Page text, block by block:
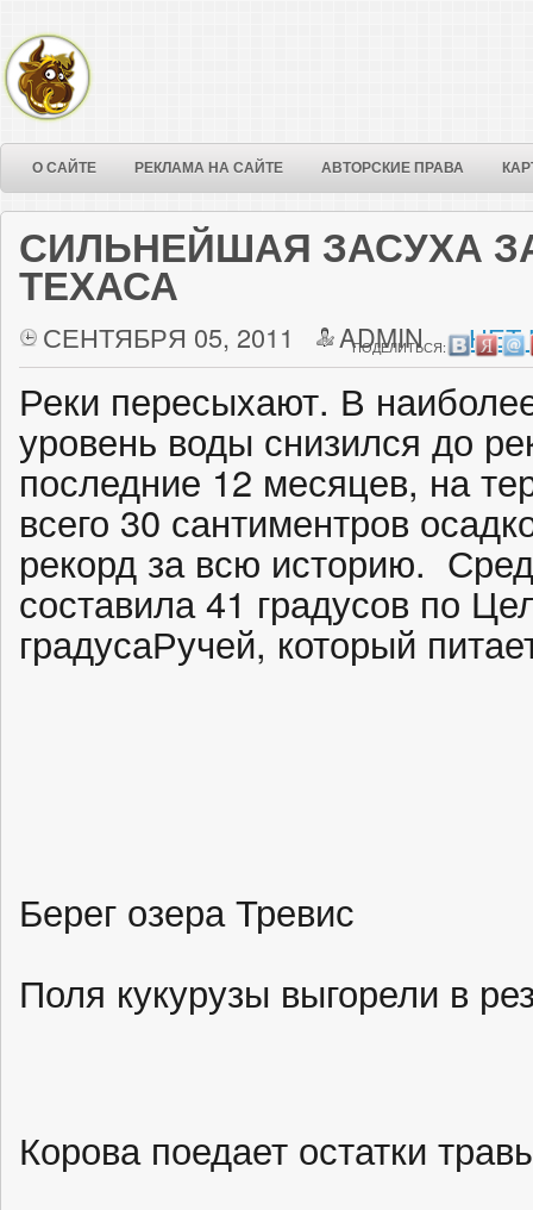
О САЙТЕ РЕКЛАМА НА САЙТЕ АВТОРСКИЕ ПРАВА
СИЛЬНЕЙШАЯ ЗАСУХА
ТЕХАСА
СЕНТЯБРЯ 05, 2011 ADMIN НЕТ
ПОДЕЛИТЬСЯ:
Реки пересыхают. В
уровень воды снизился до
последние 12 месяцев, на
всего 30 сантиментров
рекорд за всю историю.
составила 41 градусов по
градусаРучей, который
Берег озера Тревис
Поля кукурузы выгорели в
Корова поедает остатки